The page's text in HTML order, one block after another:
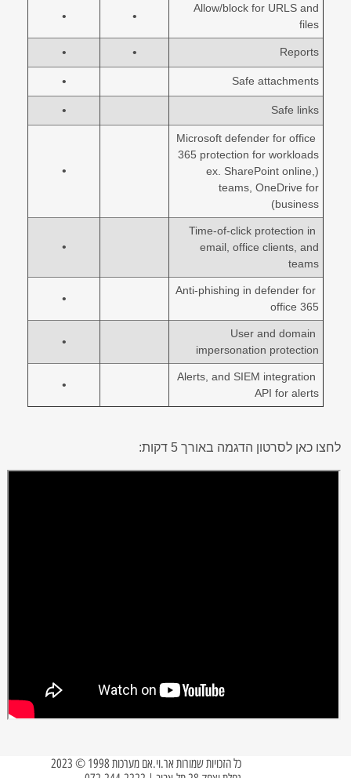
Allow/block for URLS and
files
•
•
Reports
•
•
Safe attachments
•
Safe links
•
Microsoft defender for office
365 protection for workloads
(ex. SharePoint online,
teams, OneDrive for
business)
•
email, office clients, and
teams
•
Anti-phishing in defender for
office 365
•
User and domain
impersonation protection
•
Alerts, and SIEM integration
API for alerts
•
לחצו כאן לסרטון הדגמה באורך 5 דקות:
כל הזכויות שמורות אר.וי.אם מערכות 1998 © 2023